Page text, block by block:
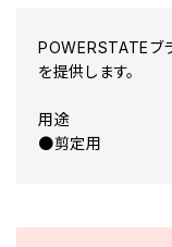
POWERSTATEブ
を提供します。
用途
●剪定用